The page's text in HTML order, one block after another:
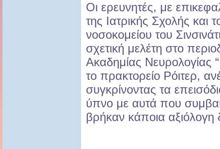
Οι ερευνητές, με
της Ιατρικής Σχολής και
νοσοκομείου του
σχετική μελέτη στο
Ακαδημίας
το πρακτορείο Ρόιτερ,
συγκρίνοντας τα
ύπνο με αυτά που
βρήκαν κάποια αξιόλογη